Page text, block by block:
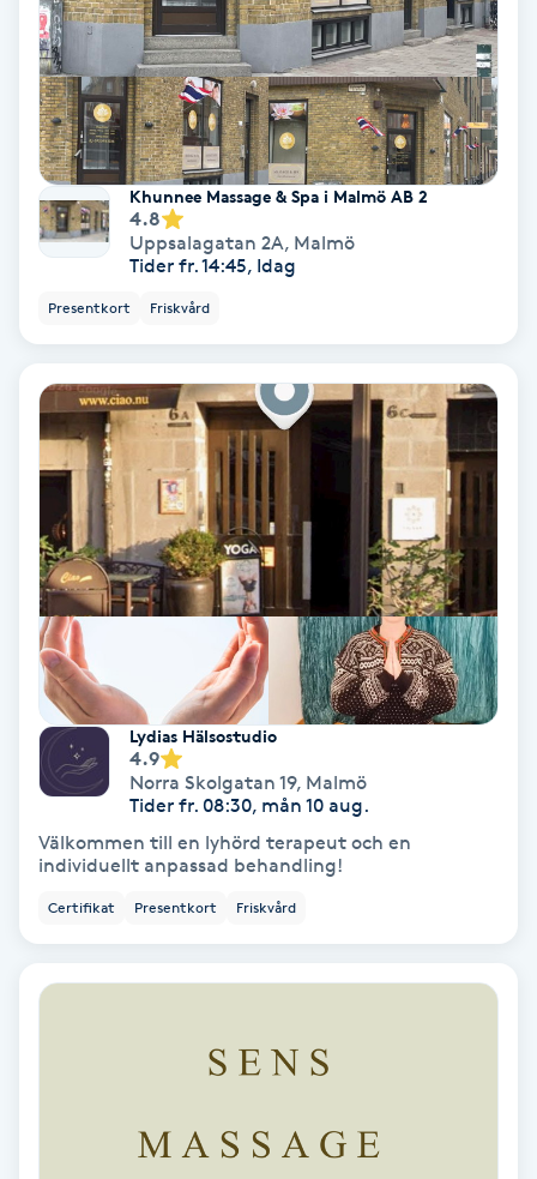
Färgning
Föning
Gel naglar
Gelenaglar
Gellack med förstärkning
Gravidmassage
Gravidyoga
Gruppträning
Gua Sha-massage
Hatha Yoga
Hot Stone Massage
Khunnee Massage & Spa i Malmö AB 2
4.8
Uppsalagatan 2A, Malmö
Tider fr. 14:45, Idag
Presentkort Friskvård
Lydias Hälsostudio
4.9
Norra Skolgatan 19, Malmö
Tider fr. 08:30, mån 10 aug.
Välkommen till en lyhörd terapeut och en
individuellt anpassad behandling!
Certifikat Presentkort Friskvård